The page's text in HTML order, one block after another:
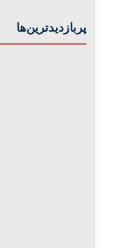
پربازدیدترین‌ها